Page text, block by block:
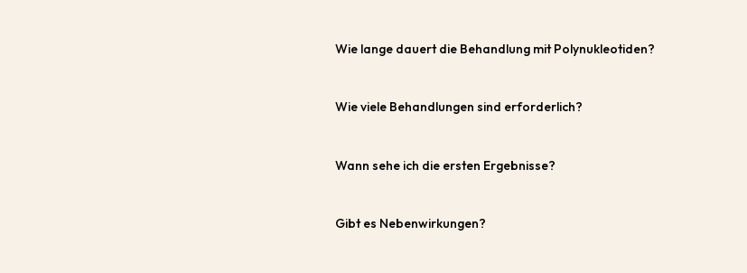
Wie lange dauert die Behandlung mit Polynukleotiden?
Wie viele Behandlungen sind erforderlich?
Wann sehe ich die ersten Ergebnisse?
Gibt es Nebenwirkungen?